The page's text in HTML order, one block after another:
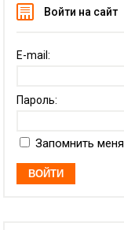
Войти на сайт
E-mail:
Пароль:
Запомнить меня